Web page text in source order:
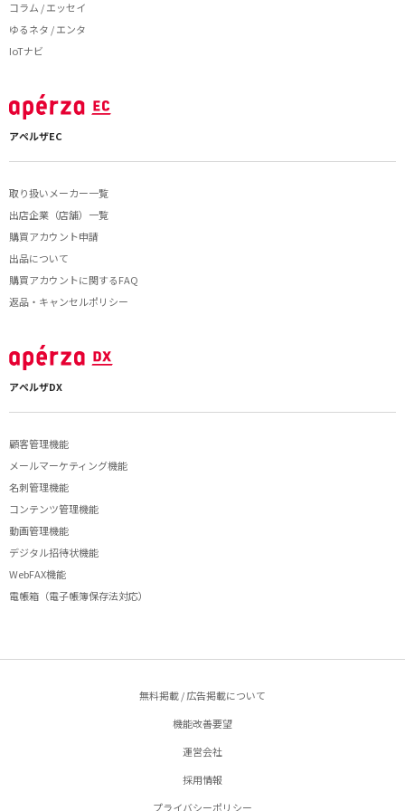
コラム / エッセイ
ゆるネタ / エンタ
IoTナビ
アペルザEC
取り扱いメーカー一覧
出店企業（店舗）一覧
購買アカウント申請
出品について
購買アカウントに関するFAQ
返品・キャンセルポリシー
アペルザDX
顧客管理機能
メールマーケティング機能
名刺管理機能
コンテンツ管理機能
動画管理機能
デジタル招待状機能
WebFAX機能
電帳箱（電子帳簿保存法対応）
無料掲載 / 広告掲載について
機能改善要望
運営会社
採用情報
プライバシーポリシー